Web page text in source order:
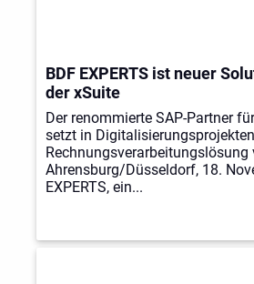
BDF EXPERTS ist neuer
der xSuite
Der renommierte SAP-Partner
setzt in
Rechnungsverarbeitungslösung
Ahrensburg/Düsseldorf, 18.
EXPERTS, ein...